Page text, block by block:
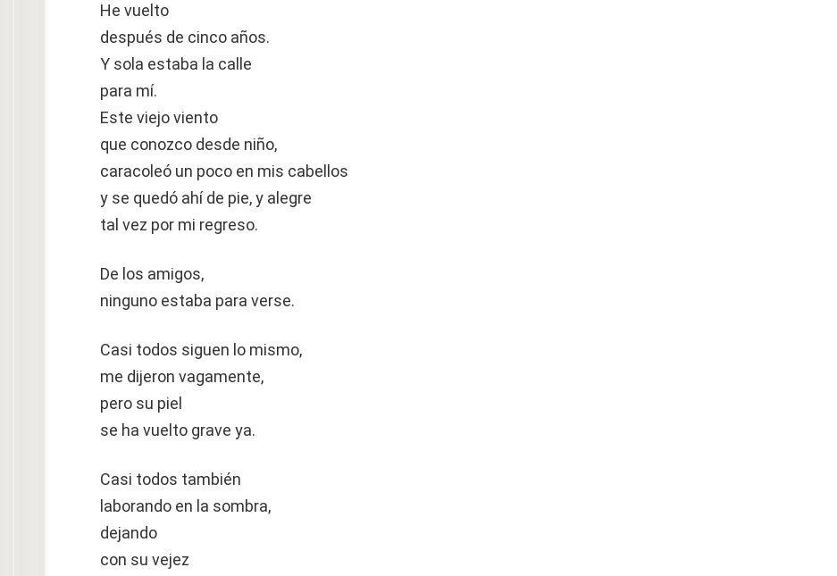
He vuelto
después de cinco años.
Y sola estaba la calle
para mí.
Este viejo viento
que conozco desde niño,
caracoleó un poco en mis cabellos
y se quedó ahí de pie, y alegre
tal vez por mi regreso.
De los amigos,
ninguno estaba para verse.
Casi todos siguen lo mismo,
me dijeron vagamente,
pero su piel
se ha vuelto grave ya.
Casi todos también
laborando en la sombra,
dejando
con su vejez